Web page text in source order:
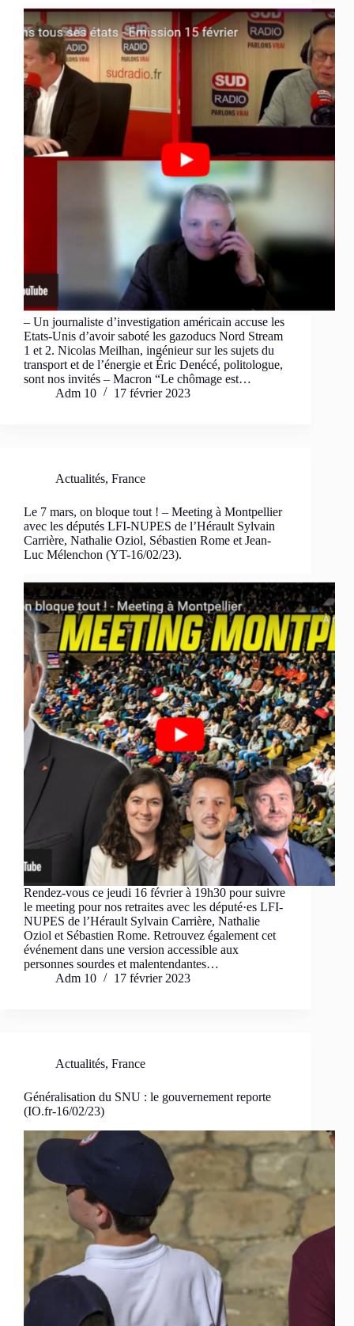
– Un journaliste d’investigation américain accuse les
Etats-Unis d’avoir saboté les gazoducs Nord Stream
1 et 2. Nicolas Meilhan, ingénieur sur les sujets du
transport et de l’énergie et Éric Denécé, politologue,
sont nos invités – Macron “Le chômage est…
Adm 10
17 février 2023
Actualités, France
Le 7 mars, on bloque tout ! – Meeting à Montpellier
avec les députés LFI-NUPES de l’Hérault Sylvain
Carrière, Nathalie Oziol, Sébastien Rome et Jean-
Luc Mélenchon (YT-16/02/23).
Rendez-vous ce jeudi 16 février à 19h30 pour suivre
le meeting pour nos retraites avec les député·es LFI-
NUPES de l’Hérault Sylvain Carrière, Nathalie
Oziol et Sébastien Rome. Retrouvez également cet
événement dans une version accessible aux
personnes sourdes et malentendantes…
Adm 10
17 février 2023
Actualités, France
Généralisation du SNU : le gouvernement reporte
(IO.fr-16/02/23)